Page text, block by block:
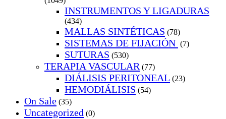
INSTRUMENTOS Y LIGADURAS
(434)
MALLAS SINTÉTICAS (78)
SISTEMAS DE FIJACIÓN (7)
SUTURAS (530)
TERAPIA VASCULAR (77)
DIÁLISIS PERITONEAL (23)
HEMODIÁLISIS (54)
On Sale (35)
Uncategorized (0)